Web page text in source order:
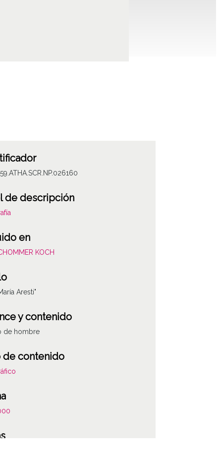
de descripción
en
KOCH
Aresti"
y contenido
de hombre
de contenido